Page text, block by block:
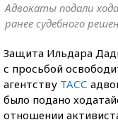
Адвокаты подали
ранее судебного
Защита Ильдара
с просьбой
агентству ТАСС
было подано
отношении